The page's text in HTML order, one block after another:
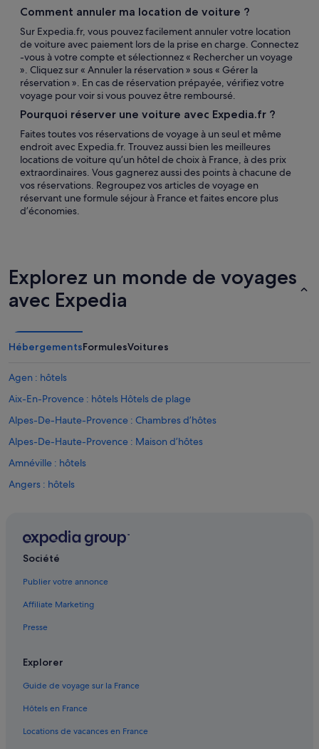
Comment annuler ma location de voiture ?
Sur Expedia.fr, vous pouvez facilement annuler votre location
de voiture avec paiement lors de la prise en charge. Connectez
-vous à votre compte et sélectionnez « Rechercher un voyage
». Cliquez sur « Annuler la réservation » sous « Gérer la
réservation ». En cas de réservation prépayée, vérifiez votre
voyage pour voir si vous pouvez être remboursé.
Pourquoi réserver une voiture avec Expedia.fr ?
Faites toutes vos réservations de voyage à un seul et même
endroit avec Expedia.fr. Trouvez aussi bien les meilleures
locations de voiture qu’un hôtel de choix à France, à des prix
extraordinaires. Vous gagnerez aussi des points à chacune de
vos réservations. Regroupez vos articles de voyage en
réservant une formule séjour à France et faites encore plus
d’économies.
Explorez un monde de voyages
avec Expedia
HébergementsFormulesVoitures
Agen : hôtels
Aix-En-Provence : hôtels Hôtels de plage
Alpes-De-Haute-Provence : Chambres d’hôtes
Alpes-De-Haute-Provence : Maison d’hôtes
Amnéville : hôtels
Angers : hôtels
Bonne : hôtels Hôtels au ski
Cholet : hôtels
Société
Publier votre annonce
Affiliate Marketing
Presse
Explorer
Guide de voyage sur la France
Hôtels en France
Locations de vacances en France